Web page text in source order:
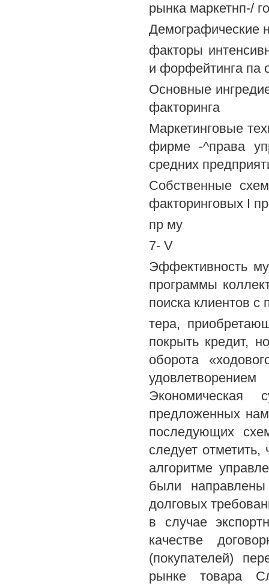
рынка маркетнп-/
Демографические
факторы
и форфейтинга па
Основные
факторинга
Маркетинговые
фирме -^права
средних
Собственные
факторинговых I
пр му
7- V
Эффективность
программы
поиска клиентов
тера,
покрыть кредит,
оборота
Экономическая
предложенных
последующих
следует отметить,
алгоритме
были
долговых
в случае
качестве
(покупателей)
рынке товара